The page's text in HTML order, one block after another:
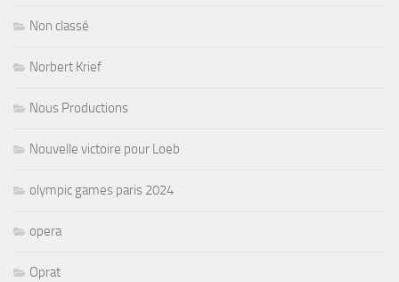
Non classé
Norbert Krief
Nous Productions
Nouvelle victoire pour Loeb
olympic games paris 2024
opera
Oprat